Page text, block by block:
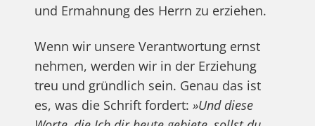
und Ermahnung des Herrn zu erziehen.
Wenn wir unsere Verantwortung ernst
nehmen, werden wir in der Erziehung
treu und gründlich sein. Genau das ist
es, was die Schrift fordert: »Und diese